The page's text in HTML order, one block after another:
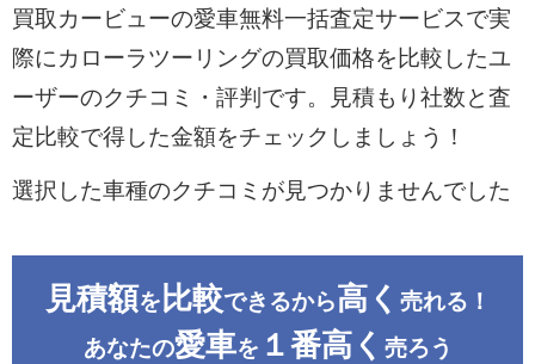
買取カービューの愛車無料一括査定サービスで実
際にカローラツーリングの買取価格を比較したユ
ーザーのクチコミ・評判です。見積もり社数と査
定比較で得した金額をチェックしましょう！
選択した車種のクチコミが見つかりませんでした
見積額を 比較できるから高く 売れる！
あなたの愛車を １番高く 売ろう